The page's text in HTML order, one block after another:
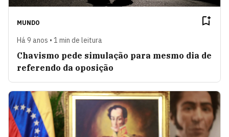
MUNDO
Há 9 anos • 1 min de leitura
Chavismo pede simulação para mesmo dia de
referendo da oposição